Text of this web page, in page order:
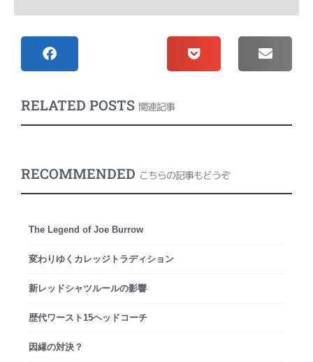
RELATED POSTS 関連記事
RECOMMENDED こちらの記事もどうぞ
The Legend of Joe Burrow
変わりゆくカレッジトラディション
新レッドシャツルールの影響
歴代ワースト15ヘッドコーチ
因縁の対決？